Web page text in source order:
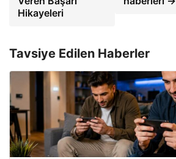
Hikayeleri
Tavsiye Edilen Haberler